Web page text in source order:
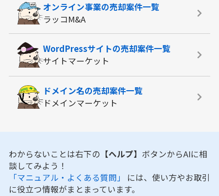
オンライン事業の売却案件一覧
ラッコM&A
WordPressサイトの売却案件一覧
サイトマーケット
ドメイン名の売却案件一覧
ドメインマーケット
わからないことは右下の 【ヘルプ】 ボタンからAIに相
談してみよう！
「マニュアル・よくある質問」 には、使い方やお取引
に役立つ情報がまとまっています。